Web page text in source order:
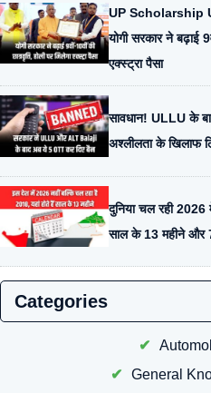
UP Scholarship
योगी सरकार ने बढ़ाई
एक्स्ट्रा पैसा
सावधान! ULLU के
अश्लीलता के खिलाफ
दुनिया चल रही
साल के 13 महीने और 7
Categories
General